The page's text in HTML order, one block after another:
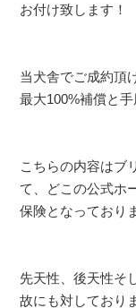
お付け致します！
当犬舎でご成約頂
最大100%補償と
こちらの内容はブ
て、どこの公式ホ
保険となっており
先天性、後天性そ
故にも対しており